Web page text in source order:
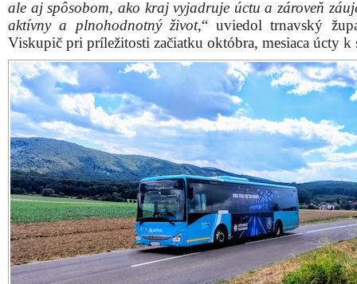
ale aj spôsobom, ako kraj vyjadruje úctu a zároveň
aktívny a plnohodnotný život,“ uviedol trnavský
Viskupič pri príležitosti začiatku októbra, mesiaca úcty k